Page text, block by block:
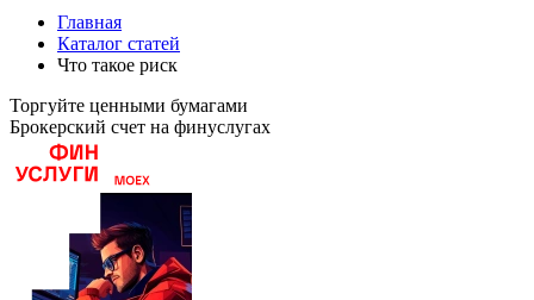
Главная
Каталог статей
Что такое риск
Торгуйте ценными бумагами
Брокерский счет на финуслугах